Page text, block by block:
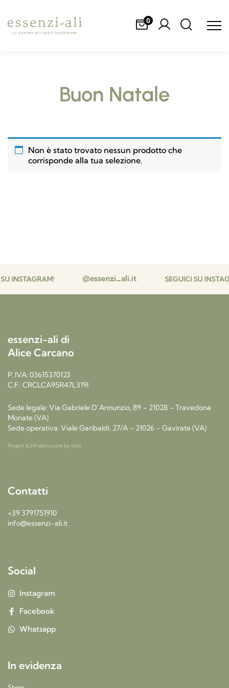
0
Buon Natale
Non è stato trovato nessun prodotto che
corrisponde alla tua selezione.
essenzi-ali di
Alice Carcano
P. IVA: 03615370123
C.F.: CRCLCA95R47L319I
Sede legale: Via Gabriele D’Annunzio, 89 – 21028 – Travedona
Monate (VA)
Sede operativa: Viale Garibaldi, 27/A – 21026 – Gavirate (VA)
Project & Infrastructure by sr(o)
Contatti
+39 3791751910
info@essenzi-ali.it
Social
Instagram
Facebook
Whatsapp
In evidenza